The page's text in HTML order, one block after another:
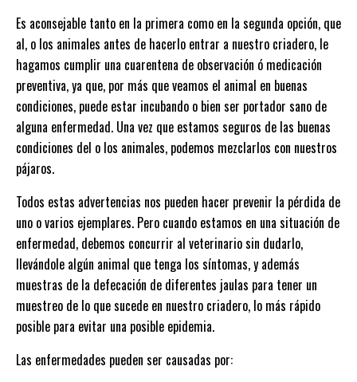
Es aconsejable tanto en la primera como en la segunda opción, que
al, o los animales antes de hacerlo entrar a nuestro criadero, le
hagamos cumplir una cuarentena de observación ó medicación
preventiva, ya que, por más que veamos el animal en buenas
condiciones, puede estar incubando o bien ser portador sano de
alguna enfermedad. Una vez que estamos seguros de las buenas
condiciones del o los animales, podemos mezclarlos con nuestros
pájaros.
Todos estas advertencias nos pueden hacer prevenir la pérdida de
uno o varios ejemplares. Pero cuando estamos en una situación de
enfermedad, debemos concurrir al veterinario sin dudarlo,
llevándole algún animal que tenga los síntomas, y además
muestras de la defecación de diferentes jaulas para tener un
muestreo de lo que sucede en nuestro criadero, lo más rápido
posible para evitar una posible epidemia.
Las enfermedades pueden ser causadas por: